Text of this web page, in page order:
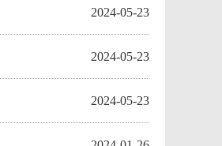
2024-05-23
2024-05-23
2024-05-23